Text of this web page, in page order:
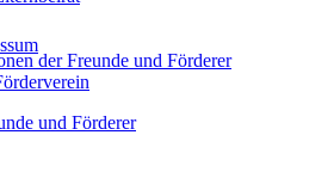
der Freunde und Förderer
und Förderer